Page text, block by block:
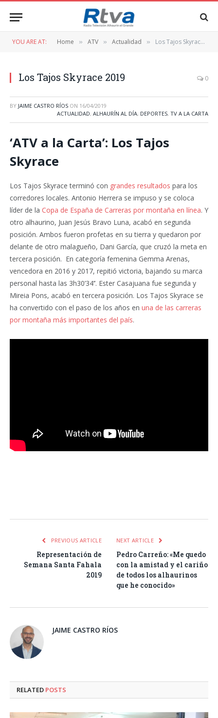
YOU ARE AT: Home » ATV » Actualidad » Los Tajos Skyrace 2019
Los Tajos Skyrace 2019 0
BY JAIME CASTRO RÍOS ON 16/04/2019
ACTUALIDAD, ALHAURÍN AL DÍA, DEPORTES, TV A LA CARTA
‘ATV a la Carta’: Los Tajos
Skyrace
Los Tajos Skyrace terminó con grandes resultados para los
corredores locales. Antonio Herrera se impuso y se coloca
líder de la Copa de España de Carreras por montaña en línea. Y
otro alhaurino, Juan Jesús Bravo Luna, acabó en segunda
posición. Ambos fueron profetas en su tierra y quedaron por
delante de otro malagueño, Dani García, que cruzó la meta en
tercera posición. En categoría femenina Gemma Arenas,
vencedora en 2016 y 2017, repitió victoria, bajando su marca
personal hasta las 3h30’34’’. Ester Casajuana fue segunda y
Mireia Pons, acabó en tercera posición. Los Tajos Skyrace se
ha convertido con el paso de los años en una de las carreras
por montaña más importantes del país.
PREVIOUS ARTICLE
Representación de
Semana Santa Fahala
2019
NEXT ARTICLE
Pedro Carreño: «Me quedo
con la amistad y el cariño
de todos los alhaurinos
que he conocido»
JAIME CASTRO RÍOS
RELATED POSTS